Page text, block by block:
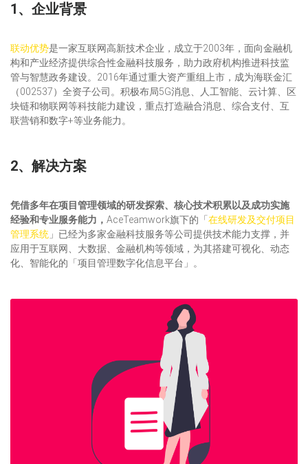
1、企业背景
联动优势是一家互联网高新技术企业，成立于2003年，面向金融机
构和产业经济提供综合性金融科技服务，助力政府机构推进科技监
管与智慧政务建设。2016年通过重大资产重组上市，成为海联金汇
（002537）全资子公司。积极布局5G消息、人工智能、云计算、区
块链和物联网等科技能力建设，重点打造融合消息、综合支付、互
联营销和数字+等业务能力。
2、解决方案
凭借多年在项目管理领域的研发探索、核心技术积累以及成功实施
经验和专业服务能力， AceTeamwork旗下的「 在线研发及交付项目
管理系统 」已经为多家金融科技服务等公司提供技术能力支撑，并
应用于互联网、大数据、金融机构等领域，为其搭建可视化、动态
化、智能化的「项目管理数字化信息平台」。